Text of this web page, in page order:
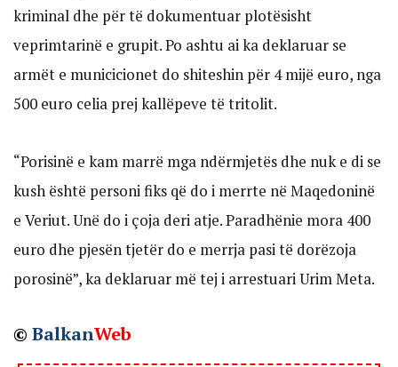
kriminal dhe për të dokumentuar plotësisht
veprimtarinë e grupit. Po ashtu ai ka deklaruar se
armët e municicionet do shiteshin për 4 mijë euro, nga
500 euro celia prej kallëpeve të tritolit.
“Porisinë e kam marrë mga ndërmjetës dhe nuk e di se
kush është personi fiks që do i merrte në Maqedoninë
e Veriut. Unë do i çoja deri atje. Paradhënie mora 400
euro dhe pjesën tjetër do e merrja pasi të dorëzoja
porosinë”, ka deklaruar më tej i arrestuari Urim Meta.
© BalkanWeb